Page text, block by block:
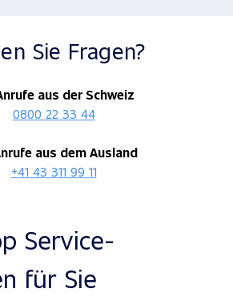
Sie Fragen?
aus der Schweiz
0800 22 33 44
aus dem Ausland
+41 43 311 99 11
Service-
für Sie